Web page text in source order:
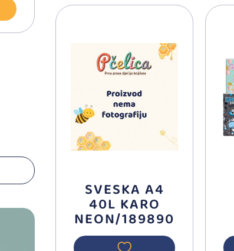
SVESKA A4
40L KARO
NEON/189890